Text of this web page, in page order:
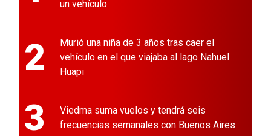
un vehículo
2
Murió una niña de 3 años tras caer el
vehículo en el que viajaba al lago Nahuel
Huapi
3
Viedma suma vuelos y tendrá seis
frecuencias semanales con Buenos Aires